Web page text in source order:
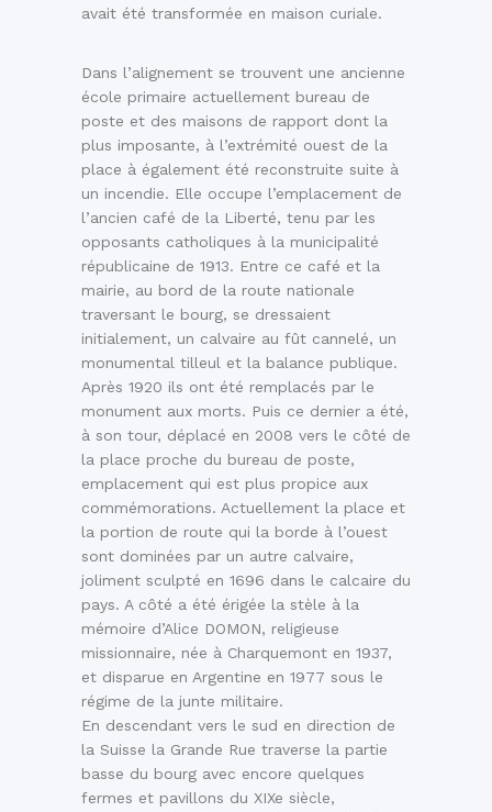
avait été transformée en maison curiale.
Dans l’alignement se trouvent une ancienne
école primaire actuellement bureau de
poste et des maisons de rapport dont la
plus imposante, à l’extrémité ouest de la
place à également été reconstruite suite à
un incendie. Elle occupe l’emplacement de
l’ancien café de la Liberté, tenu par les
opposants catholiques à la municipalité
républicaine de 1913. Entre ce café et la
mairie, au bord de la route nationale
traversant le bourg, se dressaient
initialement, un calvaire au fût cannelé, un
monumental tilleul et la balance publique.
Après 1920 ils ont été remplacés par le
monument aux morts. Puis ce dernier a été,
à son tour, déplacé en 2008 vers le côté de
la place proche du bureau de poste,
emplacement qui est plus propice aux
commémorations. Actuellement la place et
la portion de route qui la borde à l’ouest
sont dominées par un autre calvaire,
joliment sculpté en 1696 dans le calcaire du
pays. A côté a été érigée la stèle à la
mémoire d’Alice DOMON, religieuse
missionnaire, née à Charquemont en 1937,
et disparue en Argentine en 1977 sous le
régime de la junte militaire.
En descendant vers le sud en direction de
la Suisse la Grande Rue traverse la partie
basse du bourg avec encore quelques
fermes et pavillons du XIXe siècle,